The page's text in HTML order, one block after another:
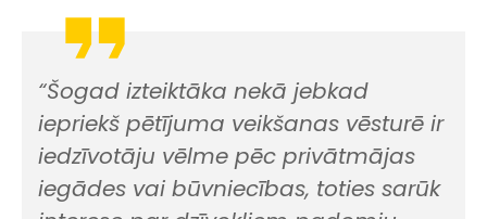
“Šogad izteiktāka nekā jebkad
iepriekš pētījuma veikšanas vēsturē ir
iedzīvotāju vēlme pēc privātmājas
iegādes vai būvniecības, toties sarūk